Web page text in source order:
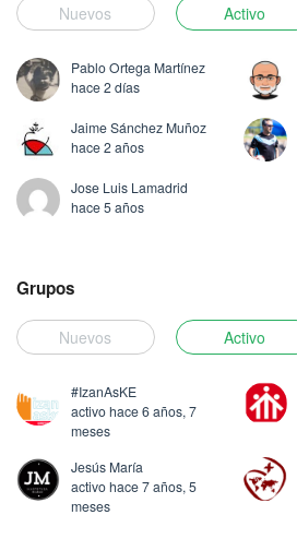
Nuevos Activo
Pablo Ortega Martínez
hace 2 días
Jaime Sánchez Muñoz
hace 2 años
Jose Luis Lamadrid
hace 5 años
Grupos
Nuevos Activo
#IzanAsKE
activo hace 6 años, 7
meses
Jesús María
activo hace 7 años, 5
meses